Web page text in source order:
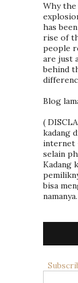
Why the
has
rise of
people
are just
behind
Blog
(
kadang
internet
selain
Kadang
bisa
namanya.